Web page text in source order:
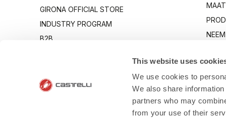
This website uses
We use cookies to
We also share
partners who may
from your use of their
GIRONA OFFICIAL STORE
INDUSTRY PROGRAM
B2B